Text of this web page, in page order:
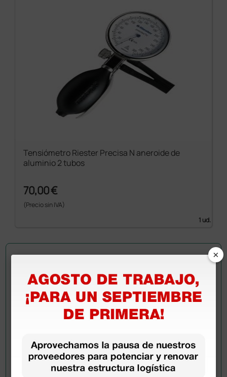
Tensiómetro Riester Precisa N aneroide de
aluminio 2 tubos
70,00 €
(Precio sin IVA)
1 ud.
¿Todavía tienes alguna duda? ¿Necesitas más
información?
×